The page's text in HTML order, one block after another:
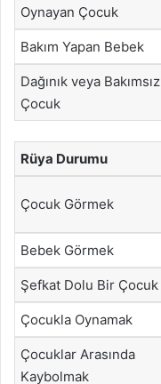
Oynayan Çocuk
Bakım Yapan Bebek
Dağınık veya Bakımsız
Çocuk
Rüya Durumu
Çocuk Görmek
Bebek Görmek
Şefkat Dolu Bir Çocuk
Çocukla Oynamak
Çocuklar Arasında
Kaybolmak